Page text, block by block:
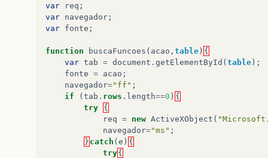
var req ;
var navegador ;
var fonte ;
function buscaFuncoes ( acao , table ) {
var tab = document . getElementById ( table );
fonte = acao ;
navegador="ff" ;
if
( tab . rows . length==0 ) {
try
{
req = new ActiveXObject (
navegador="ms" ;
} catch ( e ) {
try{